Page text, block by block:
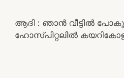
ആദി : ഞാൻ വീട്ടിൽ
ഹോസ്പിറ്റലിൽ